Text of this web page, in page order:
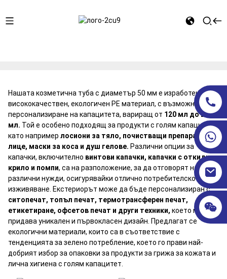
Нашата козметична туба с диаметър 50 мм е изработена от
висококачествен, екологичен PE материал, с възможност за
персонализиране на капацитета, вариращ от 120 мл до 250
мл. Той е особено подходящ за продукти с голям капацитет,
като например лосиони за тяло, почистващи препарати за
лице, маски за коса и душ гелове. Различни опции за
капачки, включително винтови капачки, капачки с откидно
крило и помпи, са на разположение, за да отговорят на
различни нужди, осигурявайки отлично потребителско
изживяване. Екстериорът може да бъде персонализиран с
ситопечат, топъл печат, термотрансферен печат,
етикетиране, офсетов печат и други техники, което му
придава уникален и първокласен дизайн. Предлагат се
екологични материали, които са в съответствие с
тенденцията за зелено потребление, което го прави най-
добрият избор за опаковки за продукти за грижа за кожата и
лична хигиена с голям капацитет.